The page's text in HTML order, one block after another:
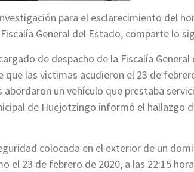
para el esclarecimiento del
General del Estado, comparte lo
de despacho de la Fiscalía
las víctimas acudieron el 23 de
un vehículo que prestaba
de Huejotzingo informó el hallazgo
colocada en el exterior de un
el 23 de febrero de 2020, a las 22:15